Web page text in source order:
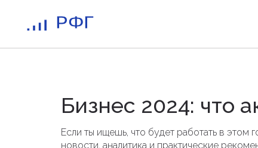
Бизнес 2024: что
Если ты ищешь, что будет работать в этом
новости, аналитика и практические